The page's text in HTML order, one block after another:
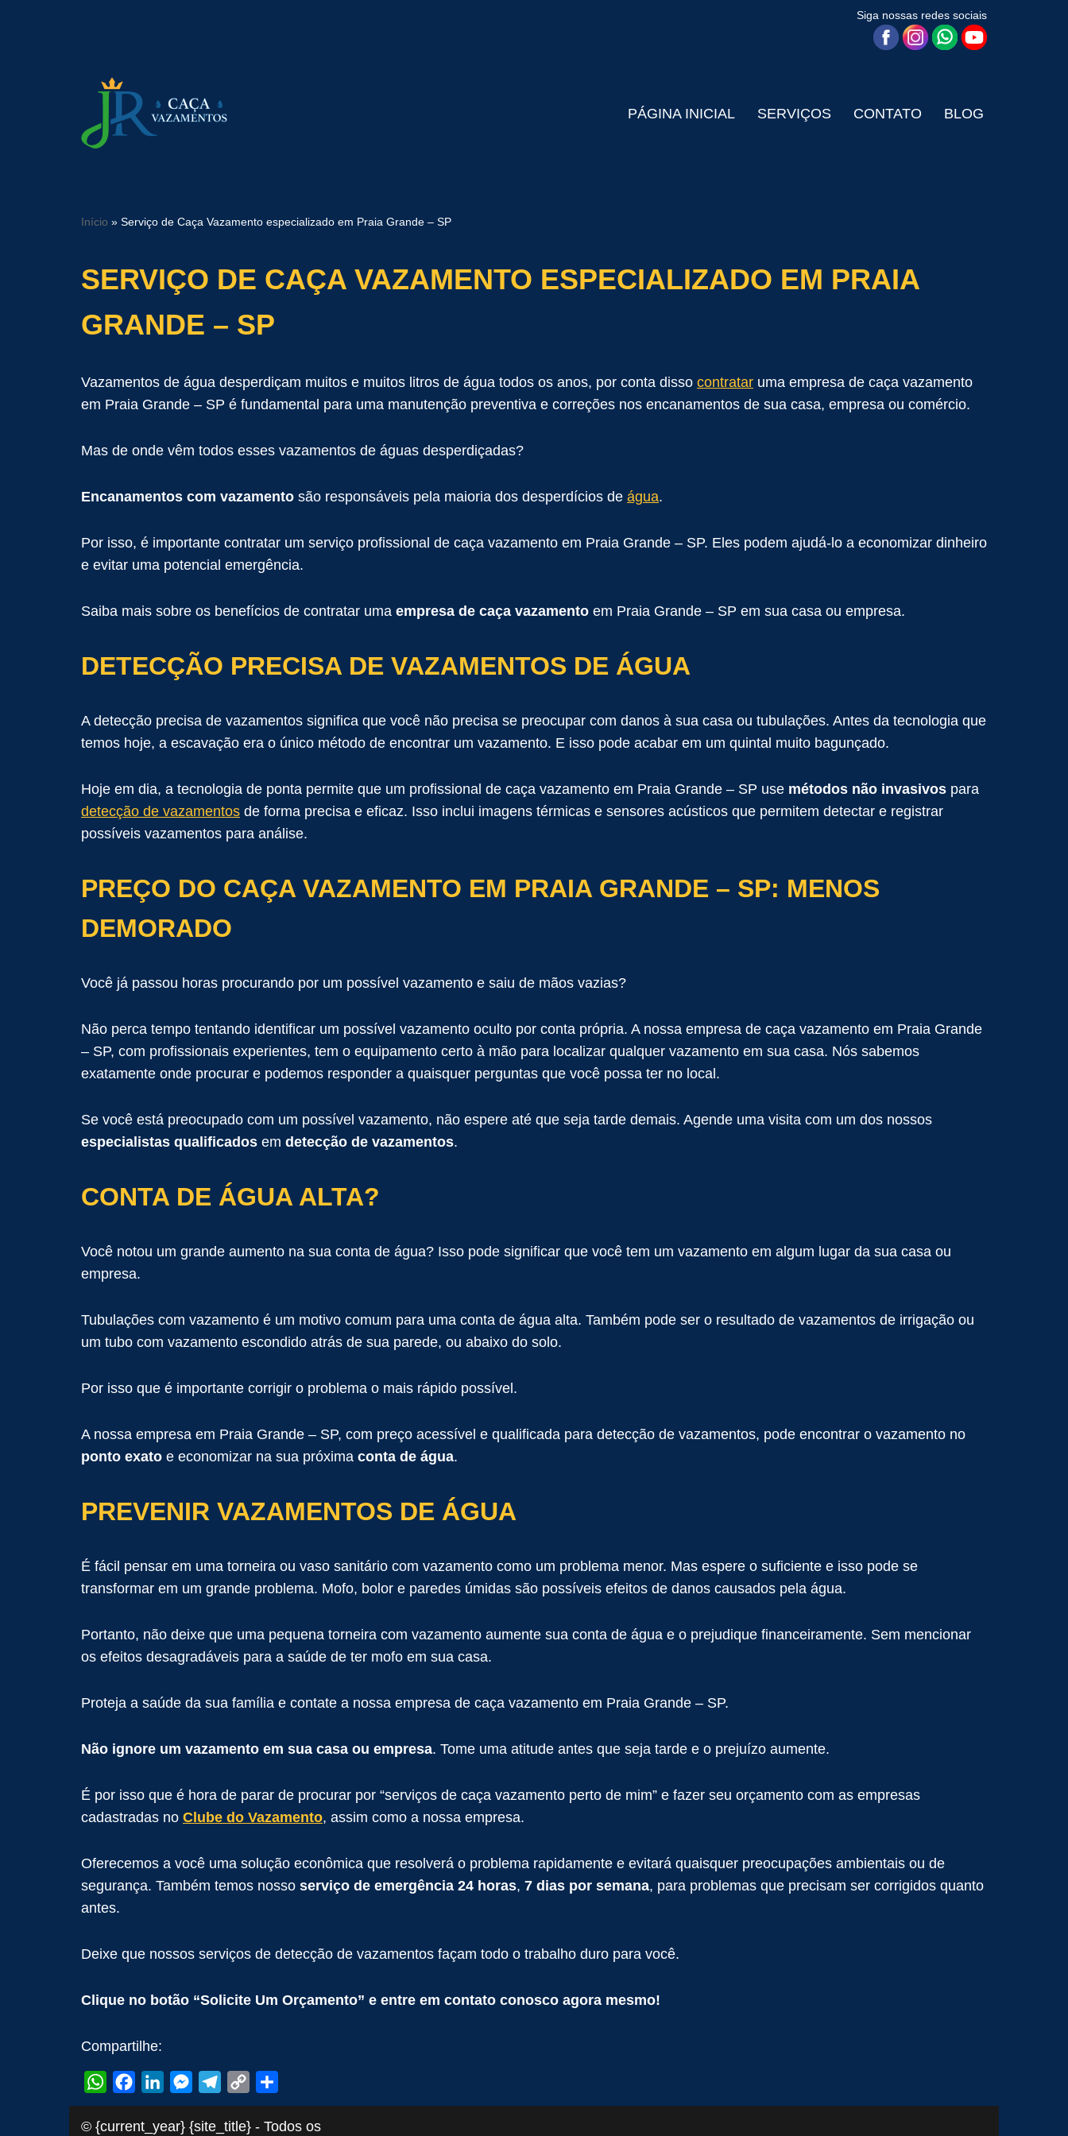
Siga nossas redes sociais
PÁGINA INICIAL SERVIÇOS CONTATO BLOG
Início » Serviço de Caça Vazamento especializado em Praia Grande – SP
SERVIÇO DE CAÇA VAZAMENTO ESPECIALIZADO EM PRAIA
GRANDE – SP
Vazamentos de água desperdiçam muitos e muitos litros de água todos os anos, por conta disso contratar uma empresa de caça vazamento
em Praia Grande – SP é fundamental para uma manutenção preventiva e correções nos encanamentos de sua casa, empresa ou comércio.
Mas de onde vêm todos esses vazamentos de águas desperdiçadas?
Encanamentos com vazamento são responsáveis ​​pela maioria dos desperdícios de água.
Por isso, é importante contratar um serviço profissional de caça vazamento em Praia Grande – SP. Eles podem ajudá-lo a economizar dinheiro
e evitar uma potencial emergência.
Saiba mais sobre os benefícios de contratar uma empresa de caça vazamento em Praia Grande – SP em sua casa ou empresa.
DETECÇÃO PRECISA DE VAZAMENTOS DE ÁGUA
A detecção precisa de vazamentos significa que você não precisa se preocupar com danos à sua casa ou tubulações. Antes da tecnologia que
temos hoje, a escavação era o único método de encontrar um vazamento. E isso pode acabar em um quintal muito bagunçado.
Hoje em dia, a tecnologia de ponta permite que um profissional de caça vazamento em Praia Grande – SP use métodos não invasivos para
detecção de vazamentos de forma precisa e eficaz. Isso inclui imagens térmicas e sensores acústicos que permitem detectar e registrar
possíveis vazamentos para análise.
PREÇO DO CAÇA VAZAMENTO EM PRAIA GRANDE – SP: MENOS
DEMORADO
Você já passou horas procurando por um possível vazamento e saiu de mãos vazias?
Não perca tempo tentando identificar um possível vazamento oculto por conta própria. A nossa empresa de caça vazamento em Praia Grande
– SP, com profissionais experientes, tem o equipamento certo à mão para localizar qualquer vazamento em sua casa. Nós sabemos
exatamente onde procurar e podemos responder a quaisquer perguntas que você possa ter no local.
Se você está preocupado com um possível vazamento, não espere até que seja tarde demais. Agende uma visita com um dos nossos
especialistas qualificados em detecção de vazamentos.
CONTA DE ÁGUA ALTA?
Você notou um grande aumento na sua conta de água? Isso pode significar que você tem um vazamento em algum lugar da sua casa ou
empresa.
Tubulações com vazamento é um motivo comum para uma conta de água alta. Também pode ser o resultado de vazamentos de irrigação ou
um tubo com vazamento escondido atrás de sua parede, ou abaixo do solo.
Por isso que é importante corrigir o problema o mais rápido possível.
A nossa empresa em Praia Grande – SP, com preço acessível e qualificada para detecção de vazamentos, pode encontrar o vazamento no
ponto exato e economizar na sua próxima conta de água.
PREVENIR VAZAMENTOS DE ÁGUA
É fácil pensar em uma torneira ou vaso sanitário com vazamento como um problema menor. Mas espere o suficiente e isso pode se
transformar em um grande problema. Mofo, bolor e paredes úmidas são possíveis efeitos de danos causados ​​pela água.
Portanto, não deixe que uma pequena torneira com vazamento aumente sua conta de água e o prejudique financeiramente. Sem mencionar
os efeitos desagradáveis ​​para a saúde de ter mofo em sua casa.
Proteja a saúde da sua família e contate a nossa empresa de caça vazamento em Praia Grande – SP.
Não ignore um vazamento em sua casa ou empresa. Tome uma atitude antes que seja tarde e o prejuízo aumente.
É por isso que é hora de parar de procurar por “serviços de caça vazamento perto de mim” e fazer seu orçamento com as empresas
cadastradas no Clube do Vazamento, assim como a nossa empresa.
Oferecemos a você uma solução econômica que resolverá o problema rapidamente e evitará quaisquer preocupações ambientais ou de
segurança. Também temos nosso serviço de emergência 24 horas, 7 dias por semana, para problemas que precisam ser corrigidos quanto
antes.
Deixe que nossos serviços de detecção de vazamentos façam todo o trabalho duro para você.
Clique no botão “Solicite Um Orçamento” e entre em contato conosco agora mesmo!
Compartilhe:
WhatsApp
Facebook
LinkedInMessenger
Telegram
Copy
Link
Share
© {current_year} {site_title} - Todos os